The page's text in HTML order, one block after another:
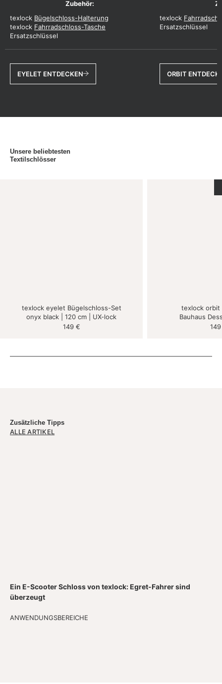
texlock Bügelschloss-Halterung
texlock Fahrradschloss-Tasche
Ersatzschlüssel
texlock
Ersatzschlüssel
EYELET ENTDECKEN ORBIT
Unsere beliebtesten
Textilschlösser
texlock eyelet Bügelschloss-Set
onyx black | 120 cm | UX-lock
149 €
texlock orbit
Bauhaus
Zusätzliche Tipps
ALLE ARTIKEL
Ein E-Scooter Schloss von texlock: Egret-Fahrer sind
überzeugt
ANWENDUNGSBEREICHE